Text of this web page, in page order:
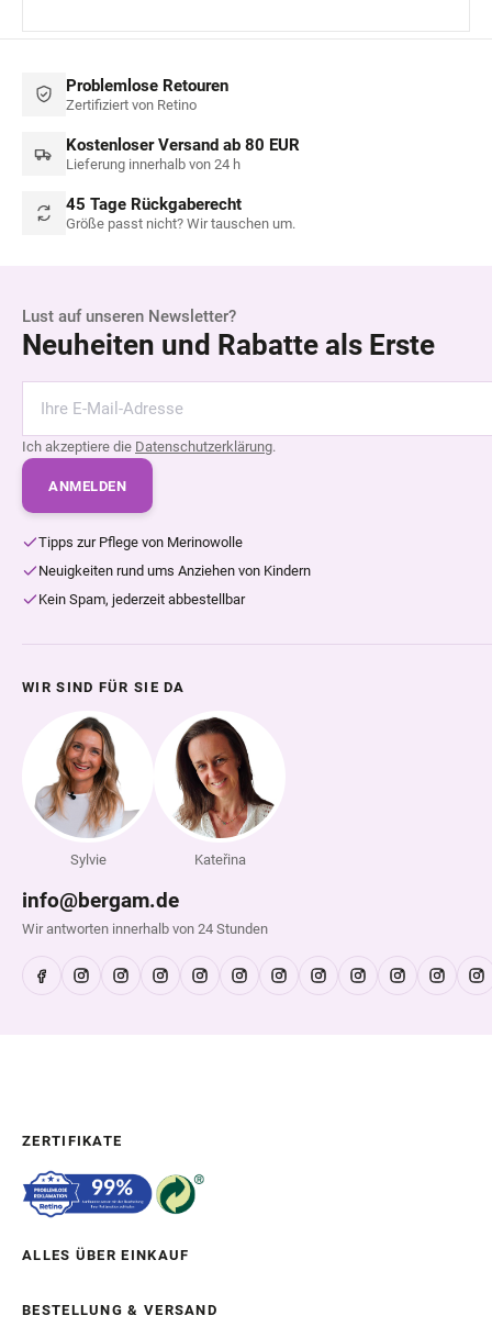
Problemlose Retouren
Zertifiziert von Retino
Kostenloser Versand ab 80 EUR
Lieferung innerhalb von 24 h
45 Tage Rückgaberecht
Größe passt nicht? Wir tauschen um.
Lust auf unseren Newsletter?
Neuheiten und Rabatte als Erste
Ich akzeptiere die Datenschutzerklärung.
ANMELDEN
Tipps zur Pflege von Merinowolle
Neuigkeiten rund ums Anziehen von Kindern
Kein Spam, jederzeit abbestellbar
WIR SIND FÜR SIE DA
Sylvie Kateřina
info@bergam.de
Wir antworten innerhalb von 24 Stunden
ZERTIFIKATE
ALLES ÜBER EINKAUF
BESTELLUNG & VERSAND